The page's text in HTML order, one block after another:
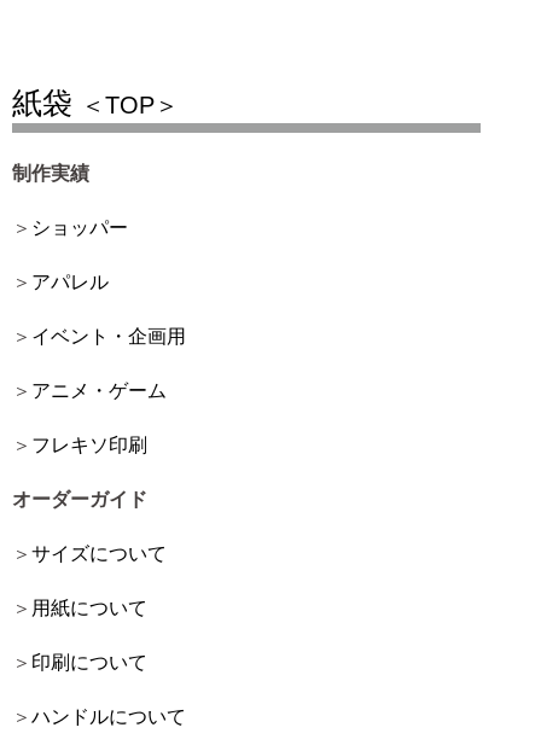
紙袋 ＜TOP＞
制作実績
ショッパー
アパレル
イベント・企画用
アニメ・ゲーム
フレキソ印刷
オーダーガイド
サイズについて
用紙について
印刷について
ハンドルについて